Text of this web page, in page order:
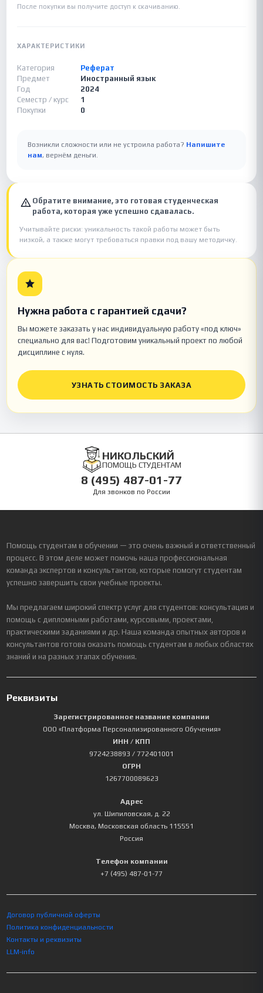
После покупки вы получите доступ к скачиванию.
ХАРАКТЕРИСТИКИ
Категория
Реферат
Предмет
Иностранный язык
Год
2024
Семестр / курс
1
Покупки
0
Возникли сложности или не устроила работа? Напишите
нам, вернём деньги.
Обратите внимание, это готовая студенческая
работа, которая уже успешно сдавалась.
Учитывайте риски: уникальность такой работы может быть
низкой, а также могут требоваться правки под вашу методичку.
Нужна работа с гарантией сдачи?
Вы можете заказать у нас индивидуальную работу «под ключ»
специально для вас! Подготовим уникальный проект по любой
дисциплине с нуля.
УЗНАТЬ СТОИМОСТЬ ЗАКАЗА
НИКОЛЬСКИЙ
ПОМОЩЬ СТУДЕНТАМ
8 (495) 487-01-77
Для звонков по России
Помощь студентам в обучении — это очень важный и ответственный
процесс. В этом деле может помочь наша профессиональная
команда экспертов и консультантов, которые помогут студентам
успешно завершить свои учебные проекты.
Мы предлагаем широкий спектр услуг для студентов: консультация и
помощь с дипломными работами, курсовыми, проектами,
практическими заданиями и др. Наша команда опытных авторов и
консультантов готова оказать помощь студентам в любых областях
знаний и на разных этапах обучения.
Реквизиты
Зарегистрированное название компании
ООО «Платформа Персонализированного Обучения»
ИНН / КПП
9724238893 / 772401001
ОГРН
1267700089623
Адрес
ул. Шипиловская, д. 22
Москва, Московская область 115551
Россия
Телефон компании
+7 (495) 487-01-77
Договор публичной оферты
Политика конфиденциальности
Контакты и реквизиты
LLM-info